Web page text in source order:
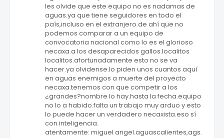
les olvide que este equipo no es nadamas de
aguas.ya que tiene seguidores en todo el
país,incluso en el extranjero.de ahí que no
podemos comparar a un equipo de
convocatoria nacional como lo es el glorioso
necaxa.a los desaparecidos gallos.localitos
localitos.afortunadamente esto no se va
hacer.ya olvidense.lo piden unos cuantos aquí
en aguas enemigos a muerte del proyecto
necaxa.tenemos con que competir a los
¿grandes?nombre lo hay.hasta la fecha.equipo
no lo a habido.falta un trabajo muy arduo y esto
lo puede hacer un verdadero necaxista.eso sí
con inteligencia.
atentamente: miguel angel.aguascalientes,ags.